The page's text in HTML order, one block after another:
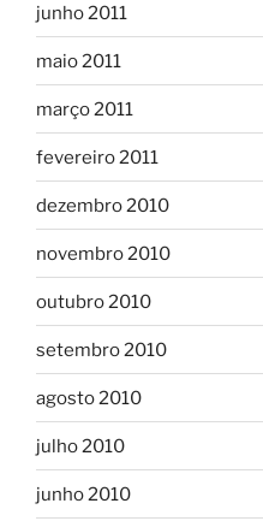
junho 2011
maio 2011
março 2011
fevereiro 2011
dezembro 2010
novembro 2010
outubro 2010
setembro 2010
agosto 2010
julho 2010
junho 2010